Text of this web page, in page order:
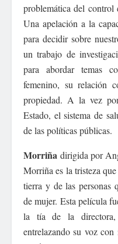
problemática del
Una apelación a la
para decidir sobre
un trabajo de
para abordar temas
femenino, su relación
propiedad. A la vez
Estado, el sistema de
de las políticas públicas.
Morriña dirigida por
Morriña es la tristeza
tierra y de las personas
de mujer. Esta película
la tía de la directora,
entrelazando su voz